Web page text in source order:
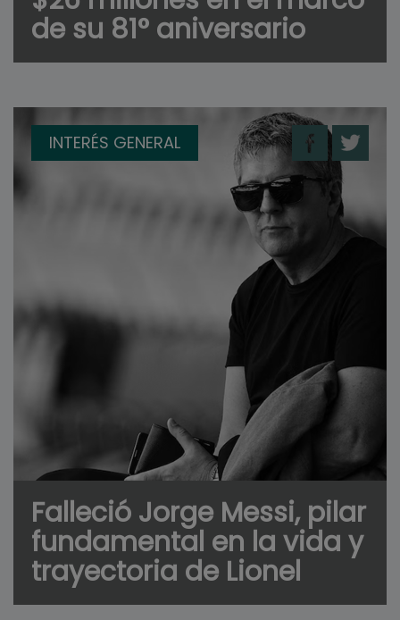
de su 81° aniversario
INTERÉS GENERAL
Falleció Jorge Messi, pilar
fundamental en la vida y
trayectoria de Lionel